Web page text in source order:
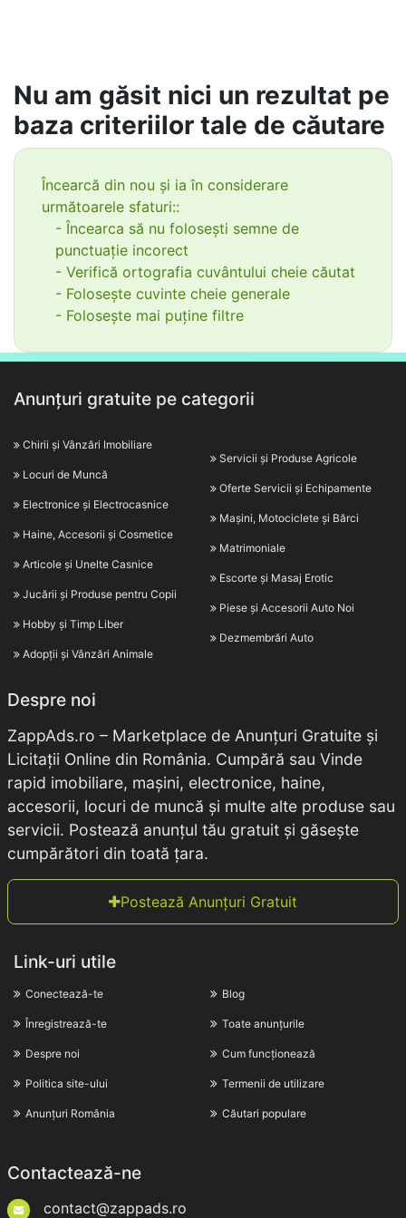
Nu am găsit nici un rezultat pe
baza criteriilor tale de căutare
Încearcă din nou și ia în considerare
următoarele sfaturi::
- Încearca să nu folosești semne de
punctuație incorect
- Verifică ortografia cuvântului cheie căutat
- Folosește cuvinte cheie generale
- Folosește mai puține filtre
Anunțuri gratuite pe categorii
Chirii și Vânzări Imobiliare
Locuri de Muncă
Electronice și Electrocasnice
Haine, Accesorii și Cosmetice
Articole și Unelte Casnice
Jucării și Produse pentru Copii
Hobby și Timp Liber
Adopții și Vânzări Animale
Servicii și Produse Agricole
Oferte Servicii și Echipamente
Mașini, Motociclete și Bărci
Matrimoniale
Escorte și Masaj Erotic
Piese și Accesorii Auto Noi
Dezmembrări Auto
Despre noi
ZappAds.ro – Marketplace de Anunțuri Gratuite și
Licitații Online din România. Cumpără sau Vinde
rapid imobiliare, mașini, electronice, haine,
accesorii, locuri de muncă și multe alte produse sau
servicii. Postează anunțul tău gratuit și găsește
cumpărători din toată țara.
Postează Anunțuri Gratuit
Link-uri utile
Conectează-te
Înregistrează-te
Despre noi
Politica site-ului
Anunțuri România
Blog
Toate anunțurile
Cum funcționează
Termenii de utilizare
Căutari populare
Contactează-ne
contact@zappads.ro